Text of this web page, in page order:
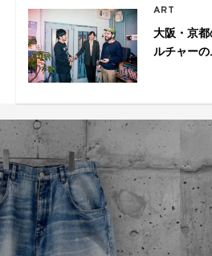
ART
大阪・京
ルチャーの